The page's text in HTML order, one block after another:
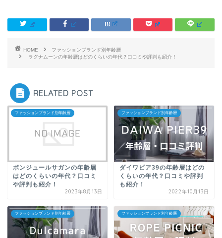
HOME
ファッションブランド別年齢層
ラグナムーンの年齢層はどのくらいの年代？口コミや評判も紹介！
RELATED POST
ファッションブランド別年齢層
ボンジュールサガンの年齢層
はどのくらいの年代？口コミ
や評判も紹介！
2023年8月13日
ファッションブランド別年齢層
ダイワピア39の年齢層はどの
くらいの年代？口コミや評判
も紹介！
2022年10月13日
ファッションブランド別年齢層 ファッションブランド別年齢層